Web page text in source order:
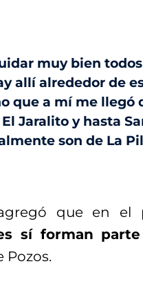
muy bien
allí alrededor de
que a mí me llegó
Jaralito y hasta
son de La
que en el
sí forman
Pozos.